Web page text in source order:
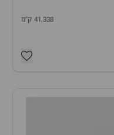
41,338 ק"מ